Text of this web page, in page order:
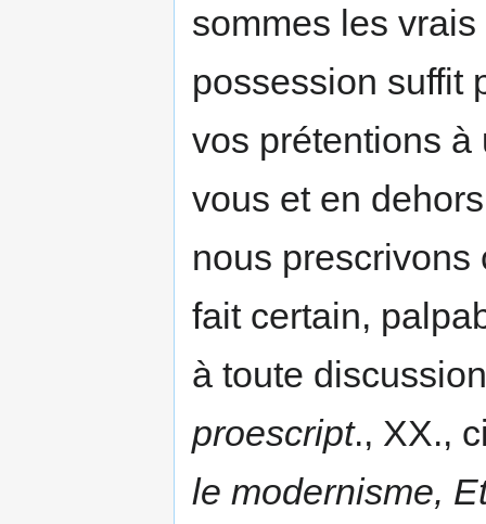
sommes les
possession suffit
vos prétentions
vous et en
nous prescrivons
fait certain,
à toute
proescript., XX.,
le modernisme,